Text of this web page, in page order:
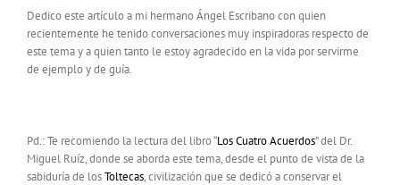
Dedico este artículo a mi hermano Ángel Escribano con quien
recientemente he tenido conversaciones muy inspiradoras respecto de
este tema y a quien tanto le estoy agradecido en la vida por servirme
de ejemplo y de guía.
Pd.: Te recomiendo la lectura del libro “Los Cuatro Acuerdos” del Dr.
Miguel Ruíz, donde se aborda este tema, desde el punto de vista de la
sabiduría de losToltecas, civilización que se dedicó a conservar el